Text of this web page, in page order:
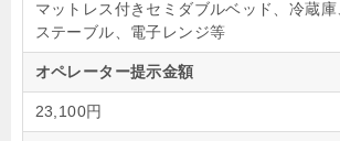
マットレス付きセミダブルベッド、冷蔵
ステーブル、電子レンジ等
オペレーター提示金額
23,100円